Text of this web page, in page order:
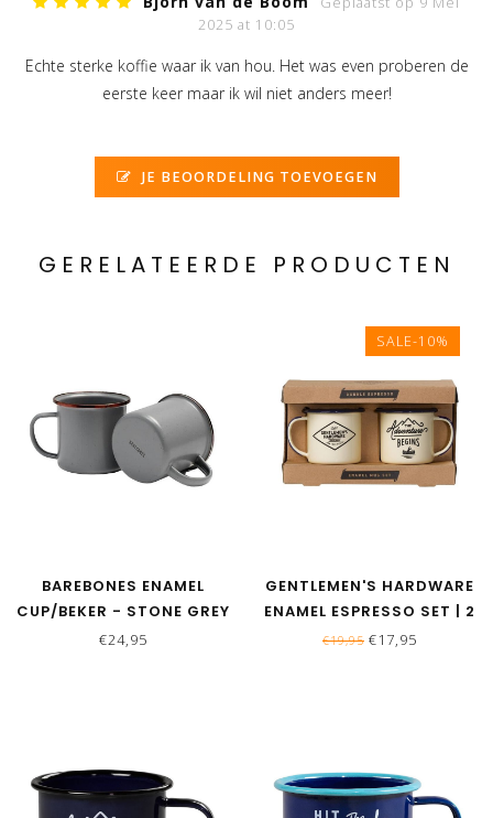
2025 at 10:05
Echte sterke koffie waar ik van hou. Het was even proberen de
eerste keer maar ik wil niet anders meer!
JE BEOORDELING TOEVOEGEN
GERELATEERDE PRODUCTEN
BAREBONES ENAMEL
CUP/BEKER - STONE GREY
- SET VAN 2
€24,95
SALE-10%
GENTLEMEN'S HARDWARE
ENAMEL ESPRESSO SET | 2
STUKS
€19,95 €17,95